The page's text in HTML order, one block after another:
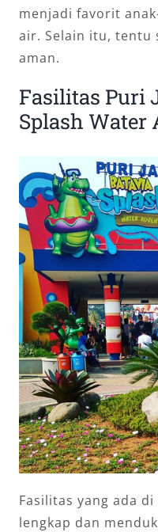
menjadi favorit
air. Selain itu, tentu
aman.
Fasilitas Puri
Splash Water
Fasilitas yang ada
lengkap dan